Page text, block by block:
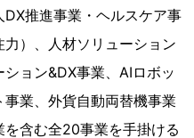
推進事業・ヘルスケア事
）、人材ソリューション
ョン&DX事業、AIロボッ
事業、外貨自動両替機事業
含む全20事業を手掛ける